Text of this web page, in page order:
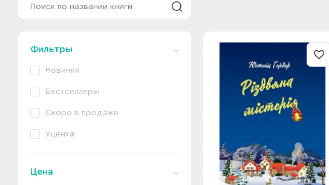
Фильтры
Новинки
Бестселлеры
Скоро в продаже
Уценка
Цена